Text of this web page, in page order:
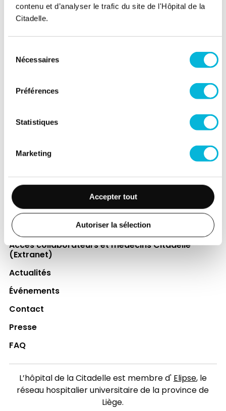
contenu et d’analyser le trafic du site de l'Hôpital de la
Citadelle.
Nécessaires
Préférences
Statistiques
Marketing
Accepter tout
Autoriser la sélection
Votre don à la Fondation permet de
directement le bien-être des patients et
Découvrir la Fondation
Espace Patient
Professionnels de la santé
Jobs
Accès collaborateurs et médecins Citadelle
(Extranet)
Actualités
Événements
Contact
Presse
FAQ
L’hôpital de la Citadelle est membre d'Elipse, le
réseau hospitalier universitaire de la province de
Liège.